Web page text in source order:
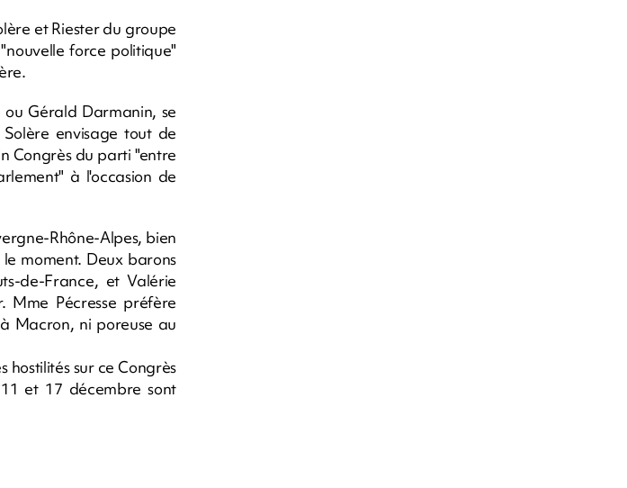
et Riester du groupe
force politique"
Gérald Darmanin, se
envisage tout de
Congrès du parti "entre
à l'occasion de
Rhône-Alpes, bien
moment. Deux barons
de-France, et Valérie
Mme Pécresse préfère
Macron, ni poreuse au
hostilités sur ce Congrès
et 17 décembre sont